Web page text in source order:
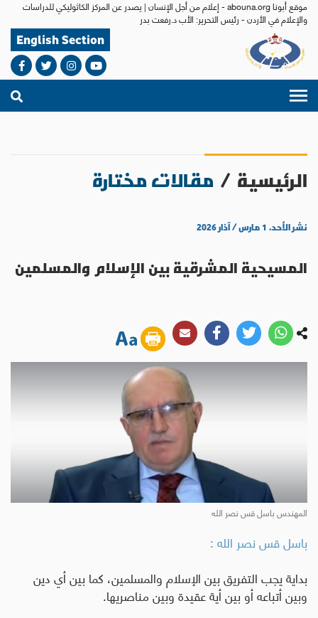
موقع أبونا abouna.org - إعلام من أجل الإنسان | يصدر عن المركز الكاثوليكي للدراسات
والإعلام في الأردن - رئيس التحرير: الأب د.رفعت بدر
English Section
الرئيسية / مقالات مختارة
نشر الأحد، ١ مارس / آذار ٢٠٢٦
المسيحية المشرقية بين الإسلام والمسلمين
المهندس باسل قس نصر الله
باسل قس نصر الله :
بداية يجب التفريق بين الإسلام والمسلمين، كما بين أي دين
وبين أتباعه أو بين أية عقيدة وبين مناصريها.